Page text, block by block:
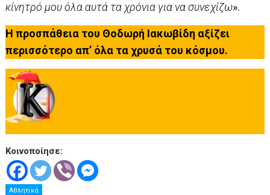
κίνητρό μου όλα αυτά τα χρόνια για να συνεχίζω».
Η προσπάθεια του Θοδωρή Ιακωβίδη αξίζει
περισσότερο απ’ όλα τα χρυσά του κόσμου.
Κοινοποίησε:
Αθλητικά